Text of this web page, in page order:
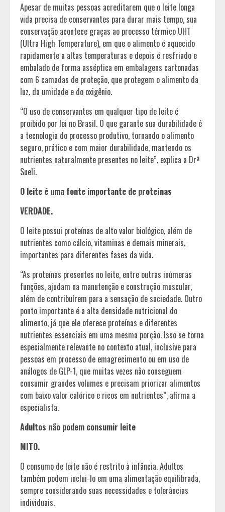
Apesar de muitas pessoas acreditarem que o leite longa
vida precisa de conservantes para durar mais tempo, sua
conservação acontece graças ao processo térmico UHT
(Ultra High Temperature), em que o alimento é aquecido
rapidamente a altas temperaturas e depois é resfriado e
embalado de forma asséptica em embalagens cartonadas
com 6 camadas de proteção, que protegem o alimento da
luz, da umidade e do oxigênio.
“O uso de conservantes em qualquer tipo de leite é
proibido por lei no Brasil. O que garante sua durabilidade é
a tecnologia do processo produtivo, tornando o alimento
seguro, prático e com maior durabilidade, mantendo os
nutrientes naturalmente presentes no leite”, explica a Drª
Sueli.
O leite é uma fonte importante de proteínas
VERDADE.
O leite possui proteínas de alto valor biológico, além de
nutrientes como cálcio, vitaminas e demais minerais,
importantes para diferentes fases da vida.
“As proteínas presentes no leite, entre outras inúmeras
funções, ajudam na manutenção e construção muscular,
além de contribuírem para a sensação de saciedade. Outro
ponto importante é a alta densidade nutricional do
alimento, já que ele oferece proteínas e diferentes
nutrientes essenciais em uma mesma porção. Isso se torna
especialmente relevante no contexto atual, inclusive para
pessoas em processo de emagrecimento ou em uso de
análogos de GLP-1, que muitas vezes não conseguem
consumir grandes volumes e precisam priorizar alimentos
com baixo valor calórico e ricos em nutrientes”, afirma a
especialista.
Adultos não podem consumir leite
MITO.
O consumo de leite não é restrito à infância. Adultos
também podem inclui-lo em uma alimentação equilibrada,
sempre considerando suas necessidades e tolerâncias
individuais.